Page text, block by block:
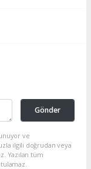
Gönder
ve
ilgili doğrudan veya
Yazılan tüm